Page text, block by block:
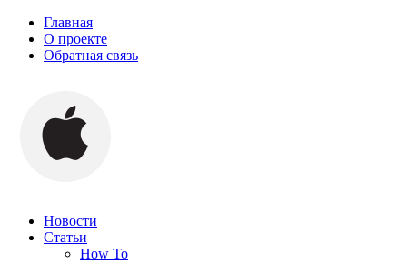
Главная
О проекте
Обратная связь
Новости
Статьи
How To